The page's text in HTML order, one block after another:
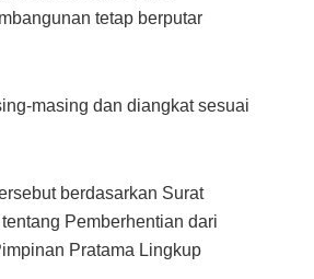
tetap berputar
masing dan diangkat sesuai
berdasarkan Surat
Pemberhentian dari
Pratama Lingkup